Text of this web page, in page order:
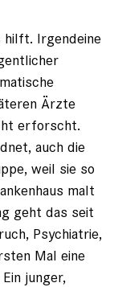
hilft. Irgendeine
Ärzte
erforscht.
auch die
weil sie so
malt
geht das seit
Psychiatrie,
Mal eine
junger,